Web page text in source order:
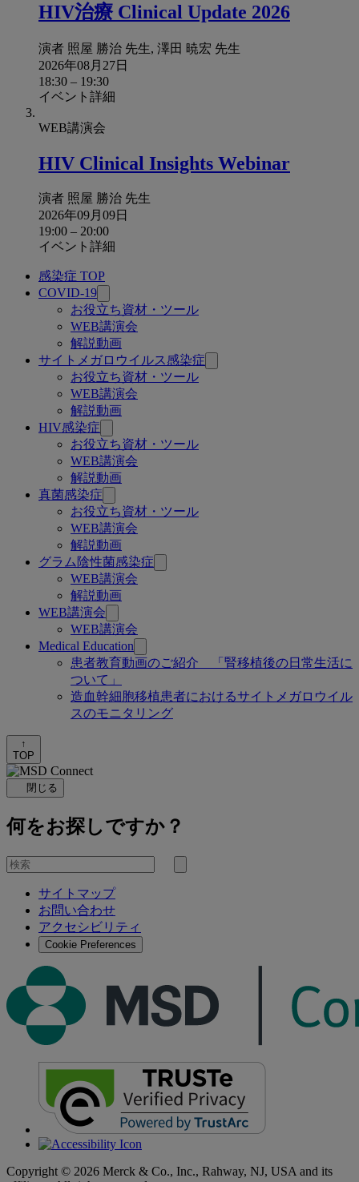
HIV治療 Clinical Update 2026
演者 照屋 勝治 先生, 澤田 暁宏 先生
2026年08月27日
18:30 – 19:30
イベント詳細
WEB講演会
HIV Clinical Insights Webinar
演者 照屋 勝治 先生
2026年09月09日
19:00 – 20:00
イベント詳細
感染症 TOP
COVID-19
お役立ち資材・ツール
WEB講演会
解説動画
サイトメガロウイルス感染症
お役立ち資材・ツール
WEB講演会
解説動画
HIV感染症
お役立ち資材・ツール
WEB講演会
解説動画
真菌感染症
お役立ち資材・ツール
WEB講演会
解説動画
グラム陰性菌感染症
WEB講演会
解説動画
WEB講演会
WEB講演会
Medical Education
患者教育動画のご紹介 「腎移植後の日常生活に
ついて」
造血幹細胞移植患者におけるサイトメガロウイル
スのモニタリング
↑
TOP
閉じる
何をお探しですか？
を
検
サイトマップ
お問い合わせ
アクセシビリティ
Cookie Preferences
Copyright © 2026 Merck & Co., Inc., Rahway, NJ, USA and its